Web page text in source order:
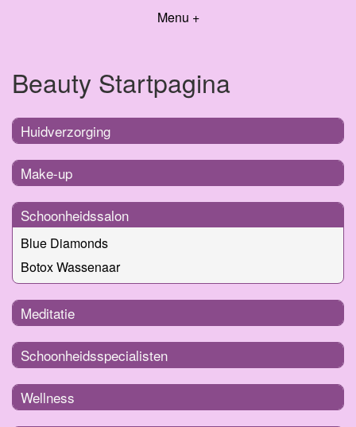
Menu +
Beauty Startpagina
Huidverzorging
Make-up
Schoonheidssalon
Blue Diamonds
Botox Wassenaar
Meditatie
Schoonheidsspecialisten
Wellness